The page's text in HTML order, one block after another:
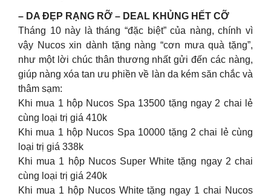
– DA ĐẸP RẠNG RỠ – DEAL KHỦNG HẾT CỠ
Tháng 10 này là tháng “đặc biệt” của nàng, chính vì
vậy Nucos xin dành tặng nàng “cơn mưa quà tặng”,
như một lời chúc thân thương nhất gửi đến các nàng,
giúp nàng xóa tan ưu phiền về làn da kém săn chắc và
thâm sạm:
Khi mua 1 hộp Nucos Spa 13500 tặng ngay 2 chai lẻ
cùng loại trị giá 410k
Khi mua 1 hộp Nucos Spa 10000 tặng 2 chai lẻ cùng
loại trị giá 338k
Khi mua 1 hộp Nucos Super White tặng ngay 2 chai
cùng loại trị giá 240k
Khi mua 1 hộp Nucos White tặng ngay 1 chai Nucos